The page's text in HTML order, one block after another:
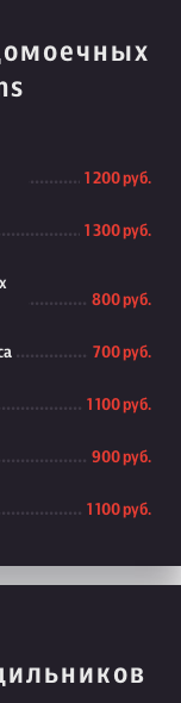
1 200 руб.
1 300 руб.
800 руб.
700 руб.
1 100 руб.
900 руб.
1 100 руб.